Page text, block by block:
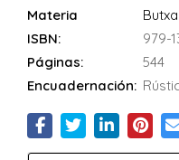
Materia
ISBN:
979-
Páginas:
544
Encuadernación: